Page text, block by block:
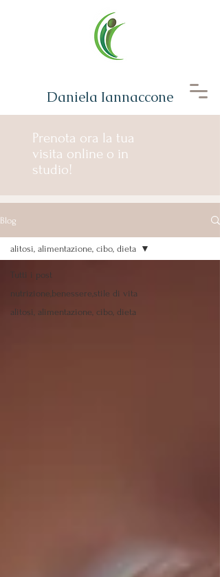
Daniela Iannaccone
Prenota ora la tua
visita online o in
studio!
Blog
Tutti i post
nutrizione,benessere,stile di vita
alitosi, alimentazione, cibo, dieta
alitosi, alimentazione, cibo, dieta